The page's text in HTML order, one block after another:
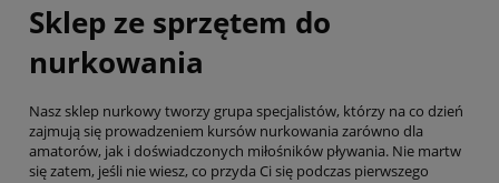
Sklep ze sprzętem do
nurkowania
Nasz sklep nurkowy tworzy grupa specjalistów, którzy na co dzień
zajmują się prowadzeniem kursów nurkowania zarówno dla
amatorów, jak i doświadczonych miłośników pływania. Nie martw
się zatem, jeśli nie wiesz, co przyda Ci się podczas pierwszego